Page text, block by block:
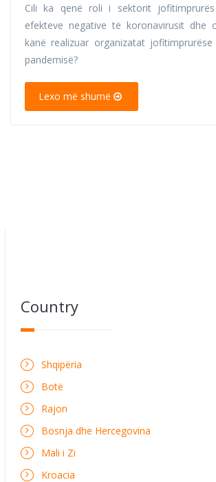
Cili ka qenë roli i sektorit
efekteve negative të koronavirusit dhe
kanë realizuar organizatat
pandemisë?
Lexo më shumë
Country
Shqipëria
Botë
Rajon
Bosnja dhe Hercegovina
Mali i Zi
Kroacia